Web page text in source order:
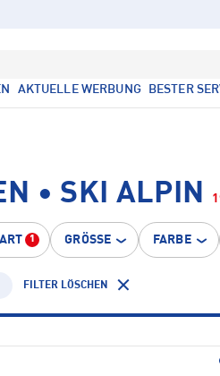
AKTUELLE WERBUNG BESTER
• SKI ALPIN
1 GRÖSSE FARBE
FILTER LÖSCHEN